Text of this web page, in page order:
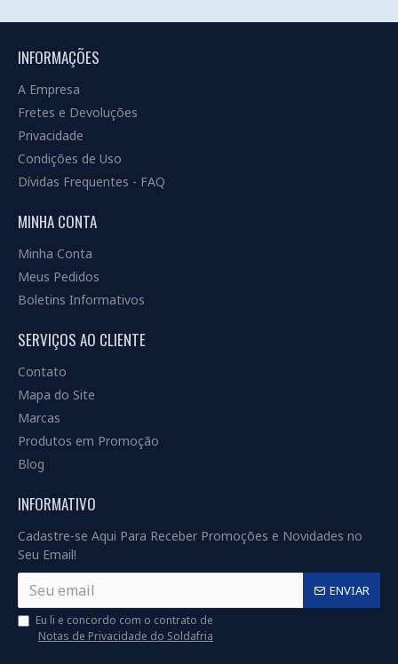
INFORMAÇÕES
A Empresa
Fretes e Devoluções
Privacidade
Condições de Uso
Dívidas Frequentes - FAQ
MINHA CONTA
Minha Conta
Meus Pedidos
Boletins Informativos
SERVIÇOS AO CLIENTE
Contato
Mapa do Site
Marcas
Produtos em Promoção
Blog
INFORMATIVO
Cadastre-se Aqui Para Receber Promoções e Novidades no
Seu Email!
ENVIAR
Eu li e concordo com o contrato de
Notas de Privacidade do Soldafria